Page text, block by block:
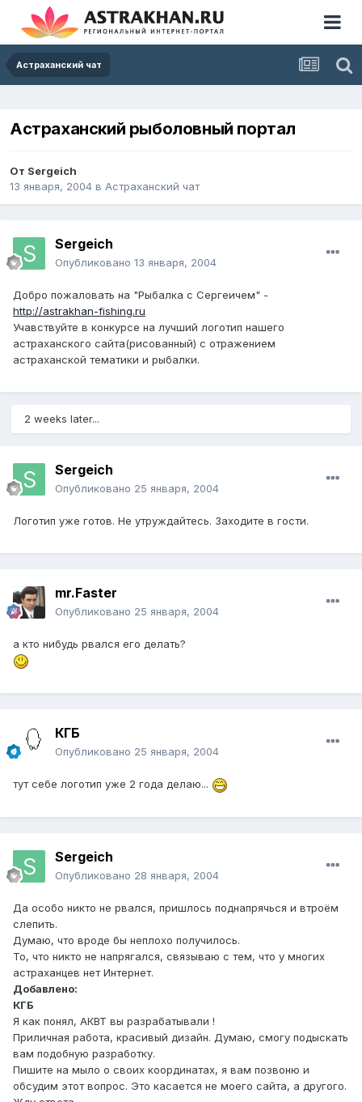
Астраханский чат
Астраханский рыболовный портал
От Sergeich
13 января, 2004 в Астраханский чат
Sergeich
Опубликовано 13 января, 2004
Добро пожаловать на "Рыбалка с Сергеичем" -
http://astrakhan-fishing.ru
Учавствуйте в конкурсе на лучший логотип нашего
астраханского сайта(рисованный) с отражением
астраханской тематики и рыбалки.
2 weeks later...
Sergeich
Опубликовано 25 января, 2004
Логотип уже готов. Не утруждайтесь. Заходите в гости.
mr.Faster
Опубликовано 25 января, 2004
а кто нибудь рвался его делать?
КГБ
Опубликовано 25 января, 2004
тут себе логотип уже 2 года делаю...
Sergeich
Опубликовано 28 января, 2004
Да особо никто не рвался, пришлось поднапрячься и втроём
слепить.
Думаю, что вроде бы неплохо получилось.
То, что никто не напрягался, связываю с тем, что у многих
астраханцев нет Интернет.
Добавлено:
КГБ
Я как понял, АКВТ вы разрабатывали !
Приличная работа, красивый дизайн. Думаю, смогу подыскать
вам подобную разработку.
Пишите на мыло о своих координатах, я вам позвоню и
обсудим этот вопрос. Это касается не моего сайта, а другого.